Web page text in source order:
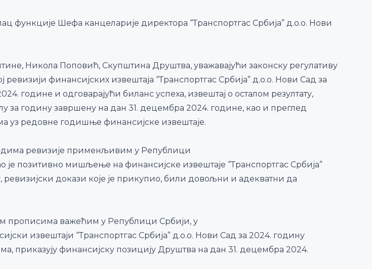
функције Шефа канцеларије директора “Транспортгас Србија” д.о.о. Нови
Никола Поповић, Скупштина Друштва, уважавајући законску регулативу
финансијских извештаја “Транспортгас Србија” д.о.о. Нови Сад за
године и одговарајући биланс успеха, извештај о осталом резултату,
за годину завршену на дан 31. децембра 2024. године, као и преглед
уз редовне годишње финансијске извештаје.
ревизије применљивим у Републици
позитивно мишљење на финансијске извештаје “Транспортгас Србија”
ревизијски докази које је прикупио, били довољни и адекватни да
прописима важећим у Републици Србији, у
извештаји “Транспортгас Србија” д.о.о. Нови Сад за 2024. годину
приказују финансијску позицију Друштва на дан 31. децембра 2024.